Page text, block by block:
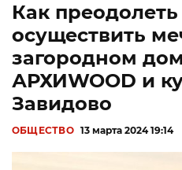
Как
осуществить
загородном
АРХИWOOD и
Завидово
ОБЩЕСТВО 13 марта 2024 19:14